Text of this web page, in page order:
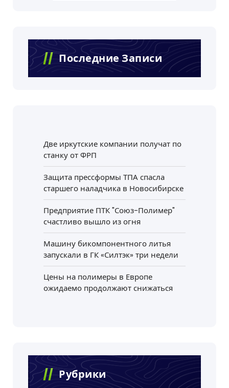
Последние Записи
Две иркутские компании получат по
станку от ФРП
Защита прессформы ТПА спасла
старшего наладчика в Новосибирске
Предприятие ПТК "Союз-Полимер"
счастливо вышло из огня
Машину бикомпонентного литья
запускали в ГК «Силтэк» три недели
Цены на полимеры в Европе
ожидаемо продолжают снижаться
Рубрики